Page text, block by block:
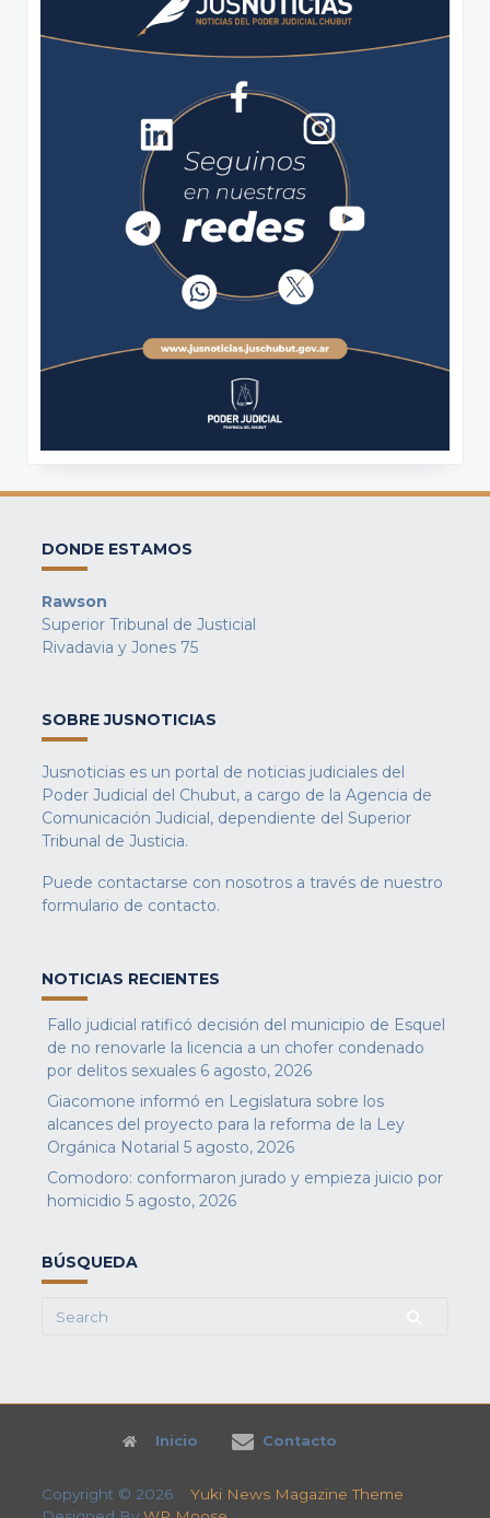
DONDE ESTAMOS
Rawson
Superior Tribunal de Justicial
Rivadavia y Jones 75
SOBRE JUSNOTICIAS
Jusnoticias es un portal de noticias judiciales del
Poder Judicial del Chubut, a cargo de la Agencia de
Comunicación Judicial, dependiente del Superior
Tribunal de Justicia.
Puede contactarse con nosotros a través de nuestro
formulario de contacto.
NOTICIAS RECIENTES
Fallo judicial ratificó decisión del municipio de Esquel
de no renovarle la licencia a un chofer condenado
por delitos sexuales 6 agosto, 2026
Giacomone informó en Legislatura sobre los
alcances del proyecto para la reforma de la Ley
Orgánica Notarial 5 agosto, 2026
Comodoro: conformaron jurado y empieza juicio por
homicidio 5 agosto, 2026
BÚSQUEDA
Search
Inicio Contacto
Copyright © 2026 Yuki News Magazine Theme